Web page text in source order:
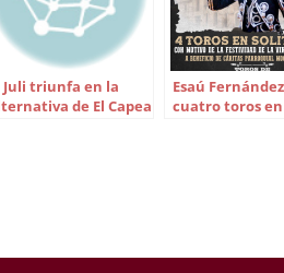
Juli triunfa en la
de El Capea
Esaú
cuatro toros